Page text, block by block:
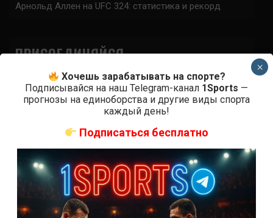
Арнольд Аллен на UFC 324: статистика и рекорд
ПРИСОЕДИНЯЙСЯ
Хамзат Чимаев – Гилберт Бернс
Анонимк Демиан Майа – Гилберт Бернс
Аноним кГилберт Бернс – Лукаш Сайевски
Хочешь зарабатывать на спорте?
Подписывайся на наш Telegram-канал 1Sports —
прогнозы на единоборства и другие виды спорта
каждый день!
Подписаться бесплатно
×